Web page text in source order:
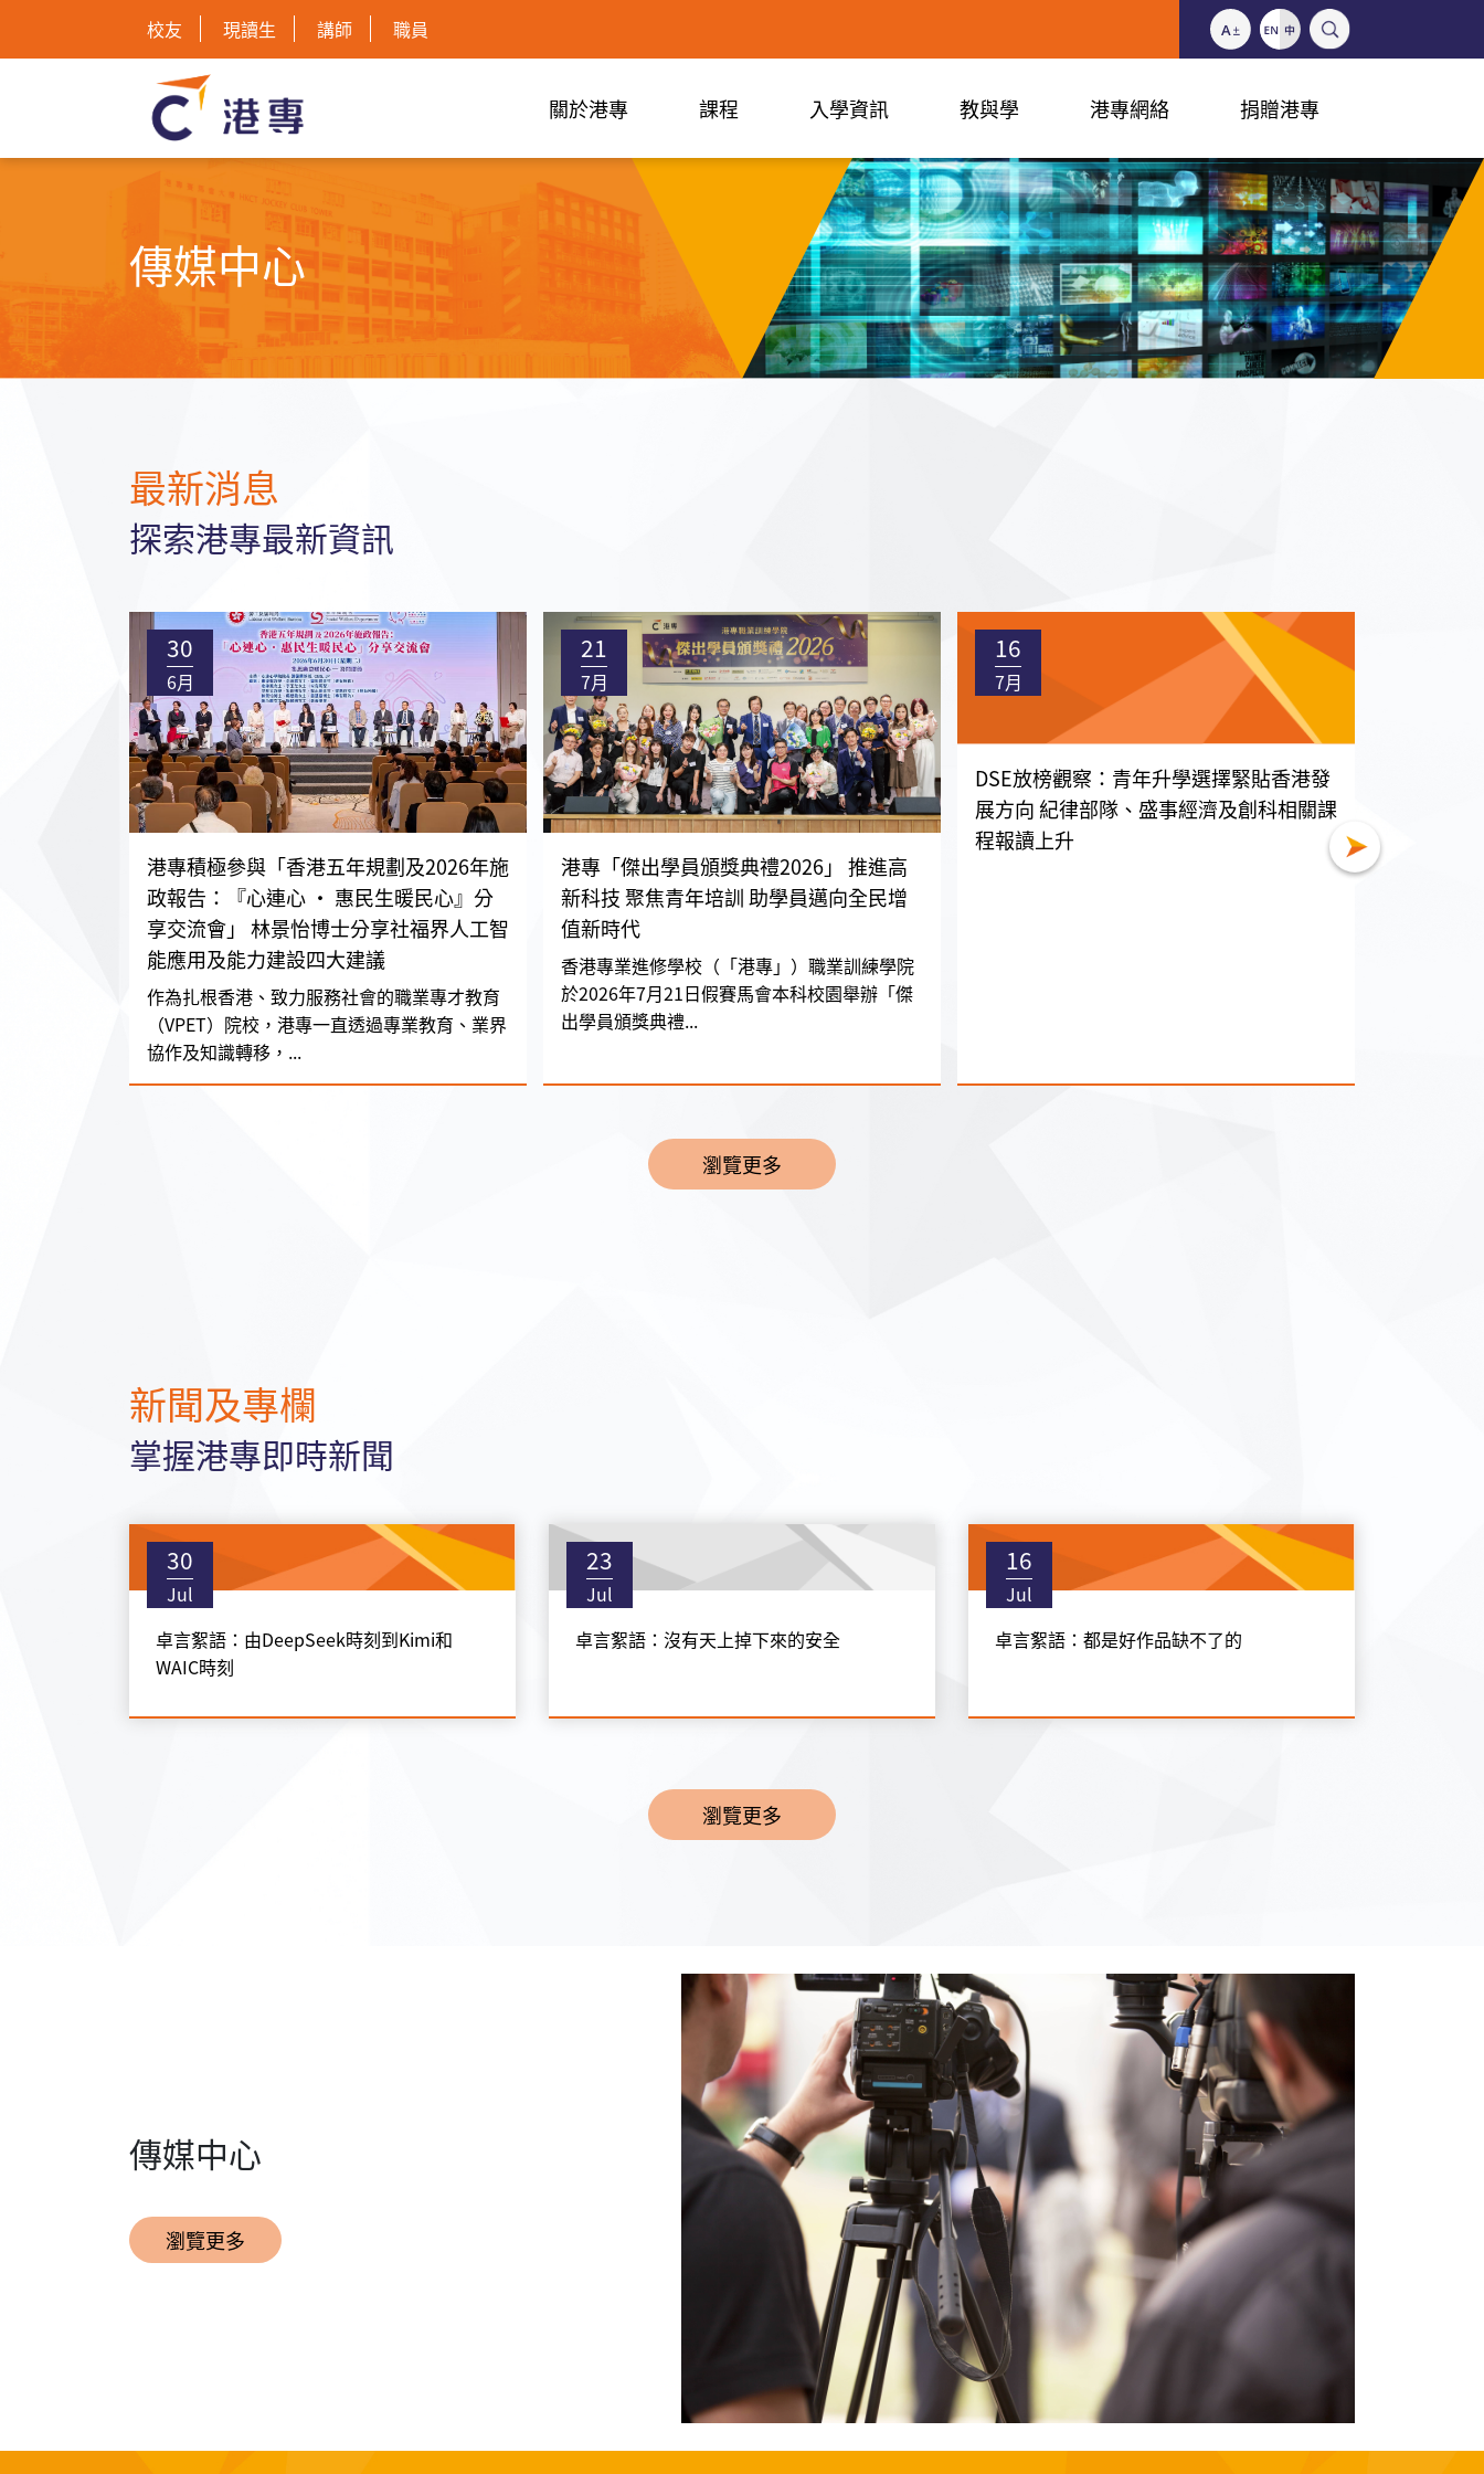
校友 現讀生 講師 職員
關於港專 課程 入學資訊 教與學 港專網絡 捐贈港專
傳媒中心
最新消息
探索港專最新資訊
30
6月
港專積極參與「香港五年規劃及2026年施
政報告：『心連心 • 惠民生暖民心』分
享交流會」 林景怡博士分享社福界人工智
能應用及能力建設四大建議
作為扎根香港、致力服務社會的職業專才教育
（VPET）院校，港專一直透過專業教育、業界
協作及知識轉移，...
21
7月
港專「傑出學員頒獎典禮2026」 推進高
新科技 聚焦青年培訓 助學員邁向全民增
值新時代
香港專業進修學校（「港專」）職業訓練學院
於2026年7月21日假賽馬會本科校園舉辦「傑
出學員頒獎典禮...
16
7月
DSE放榜觀察：青年升學選擇緊貼香港發
展方向 紀律部隊、盛事經濟及創科相關課
程報讀上升
瀏覽更多
新聞及專欄
掌握港專即時新聞
30
Jul
卓言絮語：由DeepSeek時刻到Kimi和
WAIC時刻
23
Jul
卓言絮語：沒有天上掉下來的安全
16
Jul
卓言絮語：都是好作品缺不了的
瀏覽更多
傳媒中心
瀏覽更多